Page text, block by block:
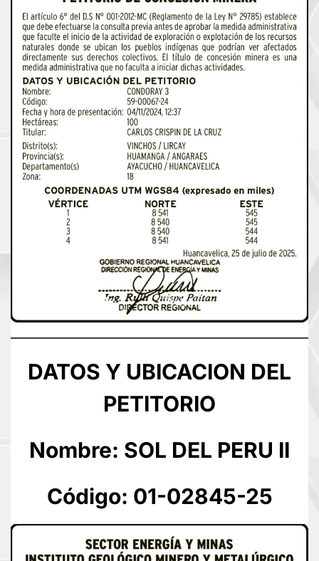
DATOS Y UBICACION DEL
PETITORIO
Nombre: SOL DEL PERU II
Código: 01-02845-25